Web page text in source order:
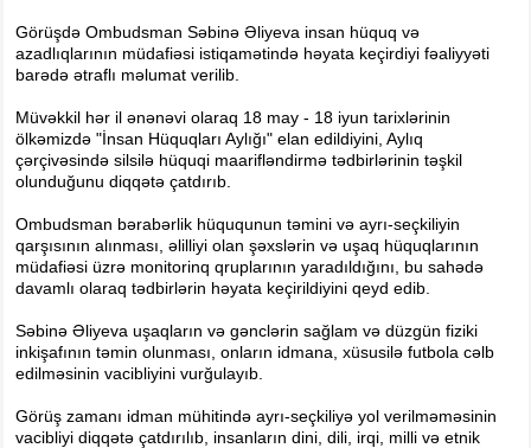
Görüşdə Ombudsman Səbinə Əliyeva insan hüquq və
azadlıqlarının müdafiəsi istiqamətində həyata keçirdiyi fəaliyyəti
barədə ətraflı məlumat verilib.
Müvəkkil hər il ənənəvi olaraq 18 may - 18 iyun tarixlərinin
ölkəmizdə "İnsan Hüquqları Aylığı" elan edildiyini, Aylıq
çərçivəsində silsilə hüquqi maarifləndirmə tədbirlərinin təşkil
olunduğunu diqqətə çatdırıb.
Ombudsman bərabərlik hüququnun təmini və ayrı-seçkiliyin
qarşısının alınması, əlilliyi olan şəxslərin və uşaq hüquqlarının
müdafiəsi üzrə monitorinq qruplarının yaradıldığını, bu sahədə
davamlı olaraq tədbirlərin həyata keçirildiyini qeyd edib.
Səbinə Əliyeva uşaqların və gənclərin sağlam və düzgün fiziki
inkişafının təmin olunması, onların idmana, xüsusilə futbola cəlb
edilməsinin vacibliyini vurğulayıb.
Görüş zamanı idman mühitində ayrı-seçkiliyə yol verilməməsinin
vacibliyi diqqətə çatdırılıb, insanların dini, dili, irqi, milli və etnik